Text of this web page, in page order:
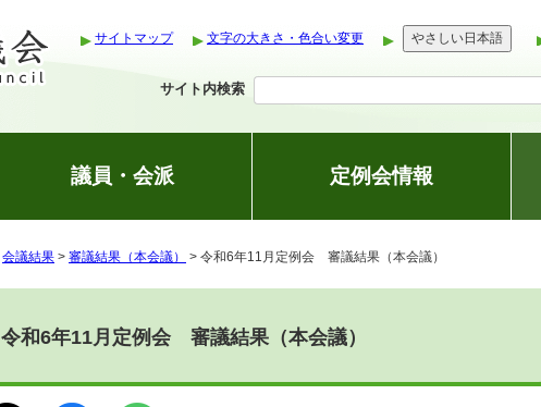
サイトマップ 文字の大きさ・色合い変更 やさしい日本語
サイト内検索
議員・会派 定例会情報
会議結果 > 審議結果（本会議） > 令和6年11月定例会 審議結果（本会議）
令和6年11月定例会 審議結果（本会議）